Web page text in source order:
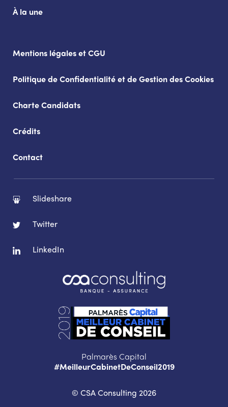
Palmarès Capital
#MeilleurCabinetDeConseil2019
© CSA Consulting 2026
À la une
Mentions légales et CGU
Politique de Confidentialité et de Gestion des Cookies
Charte Candidats
Crédits
Contact
Slideshare
Twitter
LinkedIn